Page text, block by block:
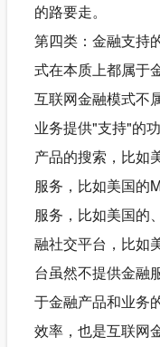
的路要走。
第四类：金融支持
式在本质上都属于
互联网金融模式不
业务提供"支持"的
产品的搜索，比如
服务，比如美国的
服务，比如美国的
融社交平台，比如
台虽然不提供金融
于金融产品和业务
效率，也是互联网